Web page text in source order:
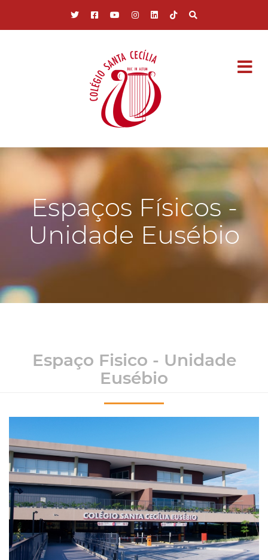
Espaços Físicos -
Unidade Eusébio
Espaço Fisico - Unidade
Eusébio